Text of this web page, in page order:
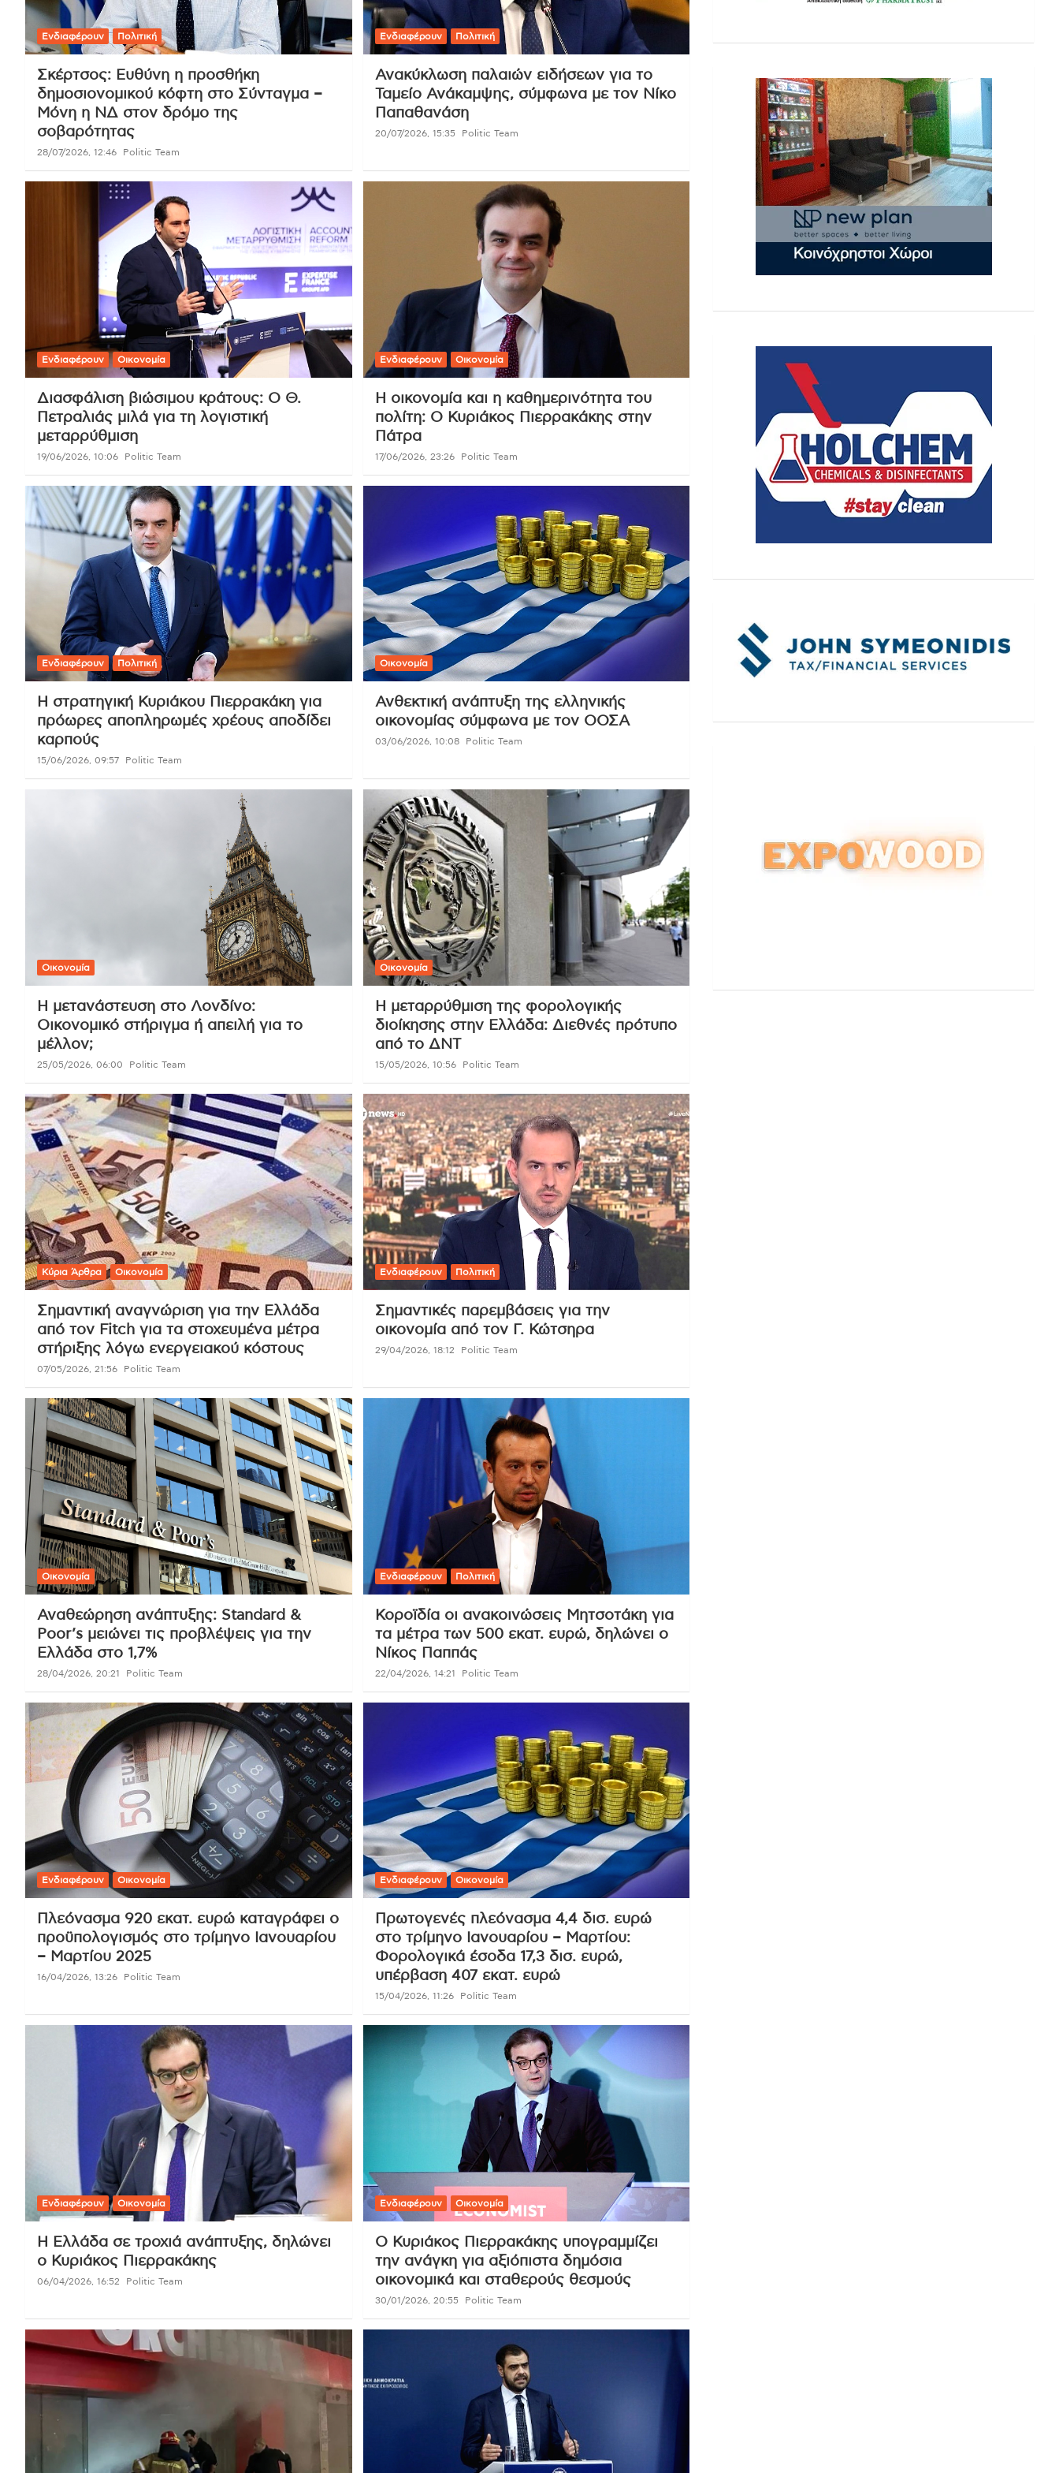
Ενδιαφέρουν Πολιτική
Σκέρτσος: Ευθύνη η προσθήκη
δημοσιονομικού κόφτη στο Σύνταγμα –
Μόνη η ΝΔ στον δρόμο της
σοβαρότητας
28/07/2026, 12:46 Politic Team
Ενδιαφέρουν Πολιτική
Ανακύκλωση παλαιών ειδήσεων για το
Ταμείο Ανάκαμψης, σύμφωνα με τον Νίκο
Παπαθανάση
20/07/2026, 15:35 Politic Team
Ενδιαφέρουν Οικονομία
Διασφάλιση βιώσιμου κράτους: Ο Θ.
Πετραλιάς μιλά για τη λογιστική
μεταρρύθμιση
19/06/2026, 10:06 Politic Team
Ενδιαφέρουν Οικονομία
Η οικονομία και η καθημερινότητα του
πολίτη: Ο Κυριάκος Πιερρακάκης στην
Πάτρα
17/06/2026, 23:26 Politic Team
Ενδιαφέρουν Πολιτική
Η στρατηγική Κυριάκου Πιερρακάκη για
πρόωρες αποπληρωμές χρέους αποδίδει
καρπούς
15/06/2026, 09:57 Politic Team
Οικονομία
Ανθεκτική ανάπτυξη της ελληνικής
οικονομίας σύμφωνα με τον ΟΟΣΑ
03/06/2026, 10:08 Politic Team
Οικονομία
Η μετανάστευση στο Λονδίνο:
Οικονομικό στήριγμα ή απειλή για το
μέλλον;
25/05/2026, 06:00 Politic Team
Οικονομία
Η μεταρρύθμιση της φορολογικής
διοίκησης στην Ελλάδα: Διεθνές πρότυπο
από το ΔΝΤ
15/05/2026, 10:56 Politic Team
Κύρια Άρθρα Οικονομία
Σημαντική αναγνώριση για την Ελλάδα
από τον Fitch για τα στοχευμένα μέτρα
στήριξης λόγω ενεργειακού κόστους
07/05/2026, 21:56 Politic Team
Ενδιαφέρουν Πολιτική
Σημαντικές παρεμβάσεις για την
οικονομία από τον Γ. Κώτσηρα
29/04/2026, 18:12 Politic Team
Οικονομία
Αναθεώρηση ανάπτυξης: Standard &
Poor’s μειώνει τις προβλέψεις για την
Ελλάδα στο 1,7%
28/04/2026, 20:21 Politic Team
Ενδιαφέρουν Πολιτική
Κοροϊδία οι ανακοινώσεις Μητσοτάκη για
τα μέτρα των 500 εκατ. ευρώ, δηλώνει ο
Νίκος Παππάς
22/04/2026, 14:21 Politic Team
Ενδιαφέρουν Οικονομία
Πλεόνασμα 920 εκατ. ευρώ καταγράφει ο
προϋπολογισμός στο τρίμηνο Ιανουαρίου
– Μαρτίου 2025
16/04/2026, 13:26 Politic Team
Ενδιαφέρουν Οικονομία
Πρωτογενές πλεόνασμα 4,4 δισ. ευρώ
στο τρίμηνο Ιανουαρίου – Μαρτίου:
Φορολογικά έσοδα 17,3 δισ. ευρώ,
υπέρβαση 407 εκατ. ευρώ
15/04/2026, 11:26 Politic Team
Ενδιαφέρουν Οικονομία
Η Ελλάδα σε τροχιά ανάπτυξης, δηλώνει
ο Κυριάκος Πιερρακάκης
06/04/2026, 16:52 Politic Team
Ενδιαφέρουν Οικονομία
Ο Κυριάκος Πιερρακάκης υπογραμμίζει
την ανάγκη για αξιόπιστα δημόσια
οικονομικά και σταθερούς θεσμούς
30/01/2026, 20:55 Politic Team